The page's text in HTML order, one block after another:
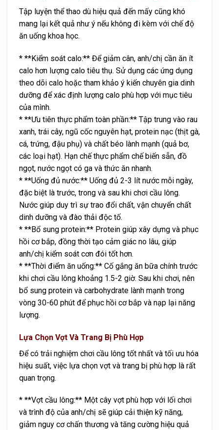
Tập luyện thể thao dù hiệu quả đến mấy cũng khó
mang lại kết quả như ý nếu không đi kèm với chế độ
ăn uống khoa học.
* **Kiểm soát calo:** Để giảm cân, anh/chị cần ăn ít
calo hơn lượng calo tiêu thụ. Sử dụng các ứng dụng
theo dõi calo hoặc tham khảo ý kiến chuyên gia dinh
dưỡng để xác định lượng calo phù hợp với mục tiêu
của mình.
* **Ưu tiên thực phẩm toàn phần:** Tập trung vào rau
xanh, trái cây, ngũ cốc nguyên hạt, protein nạc (thịt gà,
cá, trứng, đậu phụ) và chất béo lành mạnh (quả bơ,
các loại hạt). Hạn chế thực phẩm chế biến sẵn, đồ
ngọt, nước ngọt có ga và thức ăn nhanh.
* **Uống đủ nước:** Uống đủ 2-3 lít nước mỗi ngày,
đặc biệt là trước, trong và sau khi chơi cầu lông.
Nước giúp duy trì sự trao đổi chất, vận chuyển chất
dinh dưỡng và đào thải độc tố.
* **Bổ sung protein:** Protein giúp xây dựng và phục
hồi cơ bắp, đồng thời tạo cảm giác no lâu, giúp
anh/chị kiểm soát cơn đói tốt hơn.
* **Thời điểm ăn uống:** Cố gắng ăn bữa chính trước
khi chơi cầu lông khoảng 1.5-2 giờ. Sau khi chơi, nên
bổ sung protein và carbohydrate lành mạnh trong
vòng 30-60 phút để phục hồi cơ bắp và nạp lại năng
lượng.
Lựa Chọn Vợt Và Trang Bị Phù Hợp
Để có trải nghiệm chơi cầu lông tốt nhất và tối ưu hóa
hiệu suất, việc lựa chọn vợt và trang bị phù hợp là rất
quan trọng.
* **Vợt cầu lông:** Một cây vợt phù hợp với lối chơi
và trình độ của anh/chị sẽ giúp cải thiện kỹ năng,
giảm nguy cơ chấn thương và tăng cường hiệu quả